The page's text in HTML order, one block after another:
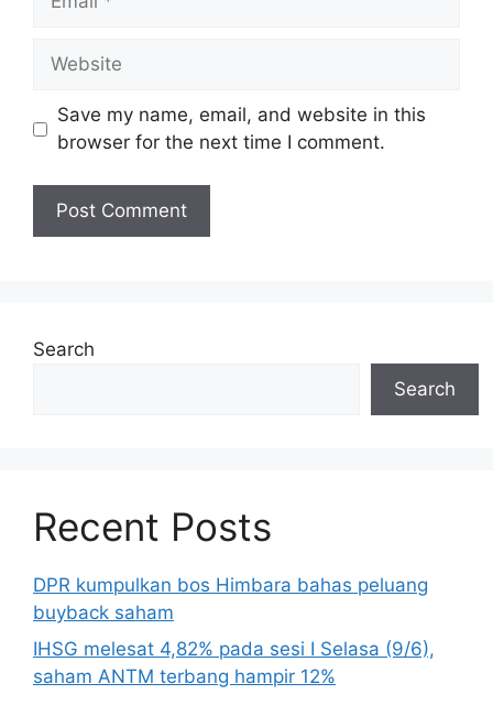
Website
Save my name, email, and website in this
browser for the next time I comment.
Search
Search
Recent Posts
DPR kumpulkan bos Himbara bahas peluang
buyback saham
IHSG melesat 4,82% pada sesi I Selasa (9/6),
saham ANTM terbang hampir 12%